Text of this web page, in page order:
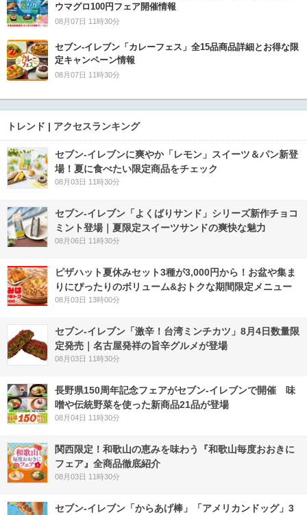
ウマグロ100円フェア開催情報
08月07日 11時30分
セブン‐イレブン「カレーフェス」全15品商品詳細とお得な限
定キャンペーン情報
08月07日 11時30分
トレンド | アクセスランキング
セブン‐イレブンに爽やか「レモン」スイーツ＆パン新登
場！夏に食べたい限定商品をチェック
08月03日 11時30分
セブン‐イレブン「よくばりサンド」シリーズ新作チョコ
ミント登場｜夏限定スイーツサンドの爽快な魅力
08月06日 11時30分
ピザハット夏休みセット3種が3,000円から！お盆や集ま
りにぴったりのボリューム&おトクな期間限定メニュー
08月03日 13時00分
セブン-イレブン「激辛！台湾ミンチカツ」8月4日数量限
定発売｜名古屋発祥の旨辛グルメが登場
08月03日 11時30分
長野県150周年記念フェアがセブン-イレブンで開催 味
噌や伝統野菜を使った新商品21品が登場
08月04日 11時30分
関西限定！和歌山の恵みを味わう『和歌山毎度おおきに
フェア』全商品徹底紹介
08月03日 11時30分
セブン‐イレブン「からあげ棒」「アメリカンドッグ」3